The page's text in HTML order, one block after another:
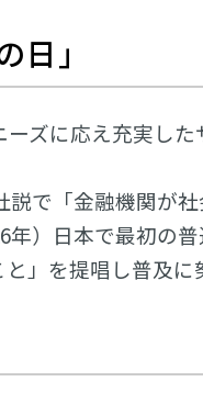
日」
ズに応え充実し
で「金融機関が
年）日本で最初の
」を提唱し普及に